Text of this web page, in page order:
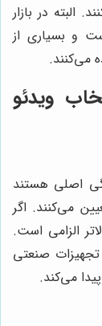
البته در بازار
و بسیاری از
می‌کنند.
ویدئو
اصلی هستند
می‌کنند. اگر
الزامی است.
تجهیزات صنعتی
می‌کند.